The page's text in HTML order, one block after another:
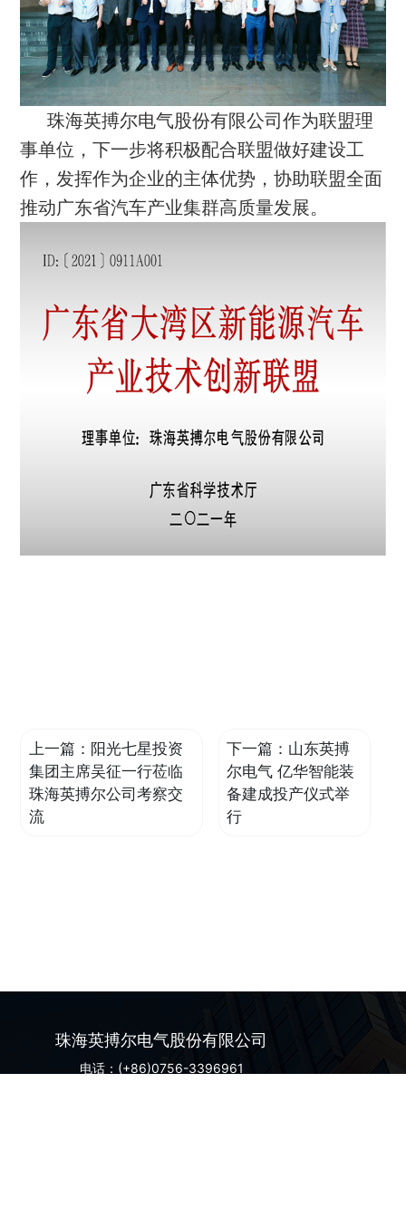
珠海英搏尔电气股份有限公司作为联盟理
事单位，下一步将积极配合联盟做好建设工
作，发挥作为企业的主体优势，协助联盟全面
推动广东省汽车产业集群高质量发展。
上一篇： 阳光七星投资
集团主席吴征一行莅临
珠海英搏尔公司考察交
流
下一篇： 山东英搏
尔电气 亿华智能装
备建成投产仪式举
行
珠海英搏尔电气股份有限公司
电话：(+86)0756-3396961